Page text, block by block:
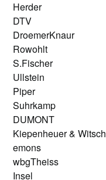
Herder
DTV
DroemerKnaur
Rowohlt
S.Fischer
Ullstein
Piper
Suhrkamp
DUMONT
Kiepenheuer & Witsch
emons
wbgTheiss
Insel